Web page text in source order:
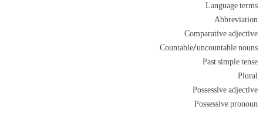
Language terms
Abbreviation
Comparative adjective
Countable/uncountable nouns
Past simple tense
Plural
Possessive adjective
Possessive pronoun